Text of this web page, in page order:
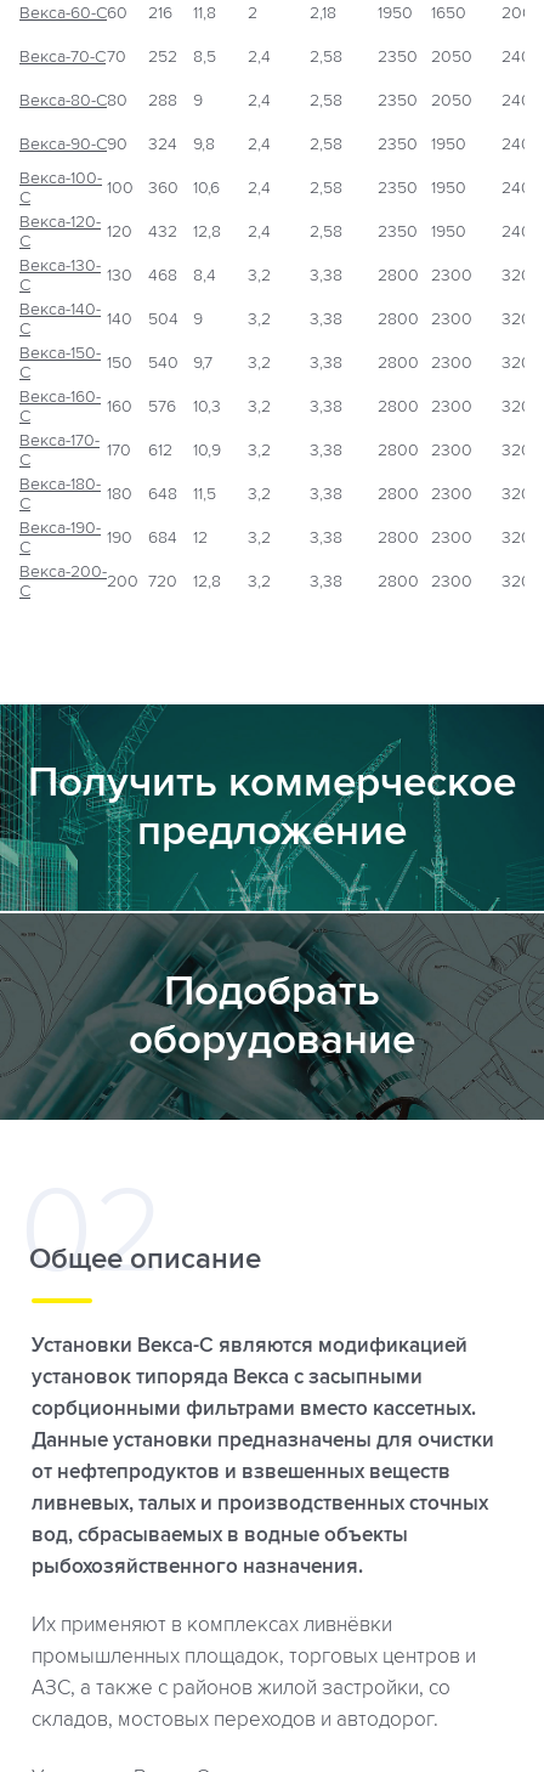
Векса-60-С60 216 11,8 2 2,18 1950 1650 2000
Векса-70-С70 252 8,5 2,4 2,58 2350 2050 2400
Векса-80-С80 288 9 2,4 2,58 2350 2050 2400
Векса-90-С90 324 9,8 2,4 2,58 2350 1950
2400
Векса-100-
С
100 360 10,6 2,4 2,58 2350 1950
2400
Векса-120-
С
120 432 12,8 2,4 2,58 2350 1950
2400
Векса-130-
С
130 468 8,4 3,2 3,38 2800 2300
3200
Векса-140-
С
140 504 9 3,2 3,38 2800 2300
3200
Векса-150-
С
150 540 9,7 3,2 3,38 2800 2300
3200
Векса-160-
С
160 576 10,3 3,2 3,38 2800 2300
3200
Векса-170-
С
170 612 10,9 3,2 3,38 2800 2300
3200
Векса-180-
С
180 648 11,5 3,2 3,38 2800 2300
3200
Векса-190-
С
190 684 12 3,2 3,38 2800 2300
3200
Векса-200-
С
200 720 12,8 3,2 3,38 2800 2300 3200
Получить коммерческое
предложение
Подобрать
оборудование
Общее описание
Установки Векса-С являются модификацией
установок типоряда Векса с засыпными
сорбционными фильтрами вместо кассетных.
Данные установки предназначены для очистки
от нефтепродуктов и взвешенных веществ
ливневых, талых и производственных сточных
вод, сбрасываемых в водные объекты
рыбохозяйственного назначения.
Их применяют в комплексах ливнёвки
промышленных площадок, торговых центров и
АЗС, а также с районов жилой застройки, со
складов, мостовых переходов и автодорог.